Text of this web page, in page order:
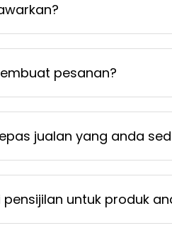
pesanan?
jualan yang anda
untuk produk